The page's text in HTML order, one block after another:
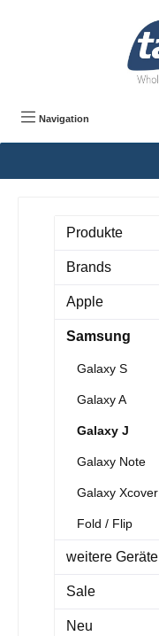
Navigation
Produkte
Brands
Apple
Samsung
Galaxy S
Galaxy A
Galaxy J
Galaxy Note
Galaxy Xcover
Fold / Flip
weitere Geräte
Sale
Neu